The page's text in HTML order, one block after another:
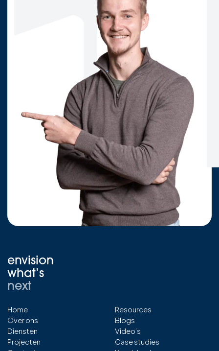
envision
what’s
next
Home
Over ons
Diensten
Projecten
Resources
Blogs
Video’s
Case studies